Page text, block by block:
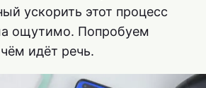
ускорить этот процесс
ощутимо. Попробуем
идёт речь.